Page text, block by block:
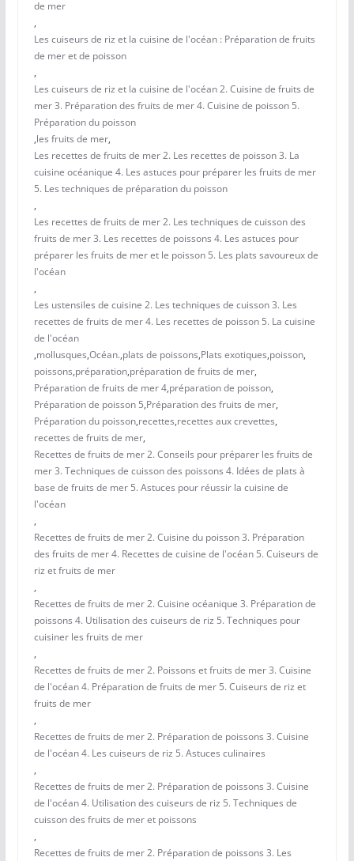
de mer
,
Les cuiseurs de riz et la cuisine de l'océan : Préparation de fruits
de mer et de poisson
,
Les cuiseurs de riz et la cuisine de l'océan 2. Cuisine de fruits de
mer 3. Préparation des fruits de mer 4. Cuisine de poisson 5.
Préparation du poisson
,les fruits de mer,
Les recettes de fruits de mer 2. Les recettes de poisson 3. La
cuisine océanique 4. Les astuces pour préparer les fruits de mer
5. Les techniques de préparation du poisson
,
Les recettes de fruits de mer 2. Les techniques de cuisson des
fruits de mer 3. Les recettes de poissons 4. Les astuces pour
préparer les fruits de mer et le poisson 5. Les plats savoureux de
l'océan
,
Les ustensiles de cuisine 2. Les techniques de cuisson 3. Les
recettes de fruits de mer 4. Les recettes de poisson 5. La cuisine
de l'océan
,mollusques,Océan.,plats de poissons,Plats exotiques,poisson,
poissons,préparation,préparation de fruits de mer,
Préparation de fruits de mer 4,préparation de poisson,
Préparation de poisson 5,Préparation des fruits de mer,
Préparation du poisson,recettes,recettes aux crevettes,
recettes de fruits de mer,
Recettes de fruits de mer 2. Conseils pour préparer les fruits de
mer 3. Techniques de cuisson des poissons 4. Idées de plats à
base de fruits de mer 5. Astuces pour réussir la cuisine de
l'océan
,
Recettes de fruits de mer 2. Cuisine du poisson 3. Préparation
des fruits de mer 4. Recettes de cuisine de l'océan 5. Cuiseurs de
riz et fruits de mer
,
Recettes de fruits de mer 2. Cuisine océanique 3. Préparation de
poissons 4. Utilisation des cuiseurs de riz 5. Techniques pour
cuisiner les fruits de mer
,
Recettes de fruits de mer 2. Poissons et fruits de mer 3. Cuisine
de l'océan 4. Préparation de fruits de mer 5. Cuiseurs de riz et
fruits de mer
,
Recettes de fruits de mer 2. Préparation de poissons 3. Cuisine
de l'océan 4. Les cuiseurs de riz 5. Astuces culinaires
,
Recettes de fruits de mer 2. Préparation de poissons 3. Cuisine
de l'océan 4. Utilisation des cuiseurs de riz 5. Techniques de
cuisson des fruits de mer et poissons
,
Recettes de fruits de mer 2. Préparation de poissons 3. Les